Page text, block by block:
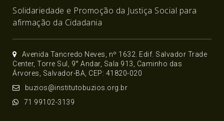
Solidariedade e Promoção da Justiça Social para
afirmação da Cidadania
Avenida Tancredo Neves, nº 1632. Edif. Salvador Trade
Center, Torre Sul, 9° Andar, Sala 913, Caminho das
Árvores, Salvador-BA, CEP: 41820-020
buzios@institutobuzios.org.br
71 99102-3139